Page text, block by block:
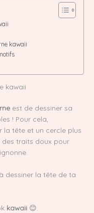
kawaii
kawaii
est de dessiner sa
! Pour cela,
tête et un cercle plus
des traits doux pour
dessiner la tête de ta
kawaii 😊.